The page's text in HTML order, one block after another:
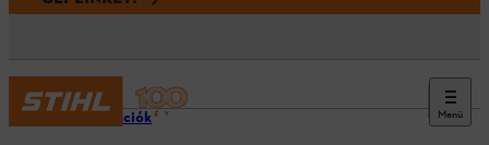
Menü
Információk